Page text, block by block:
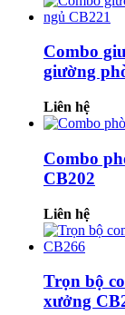
Combo
giường
Liên hệ
Combo
CB202
Liên hệ
Trọn bộ
xưởng